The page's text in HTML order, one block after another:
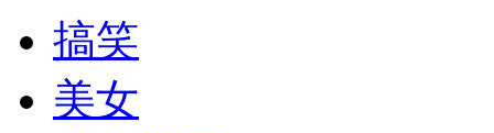
纽约上演“枕头大战”
搞笑
美女